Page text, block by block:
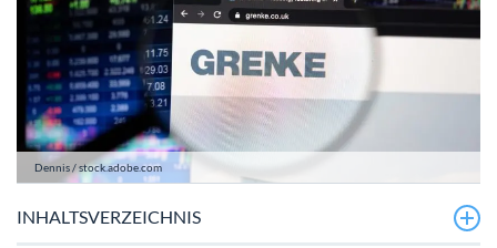
Dennis / stock.adobe.com
INHALTSVERZEICHNIS